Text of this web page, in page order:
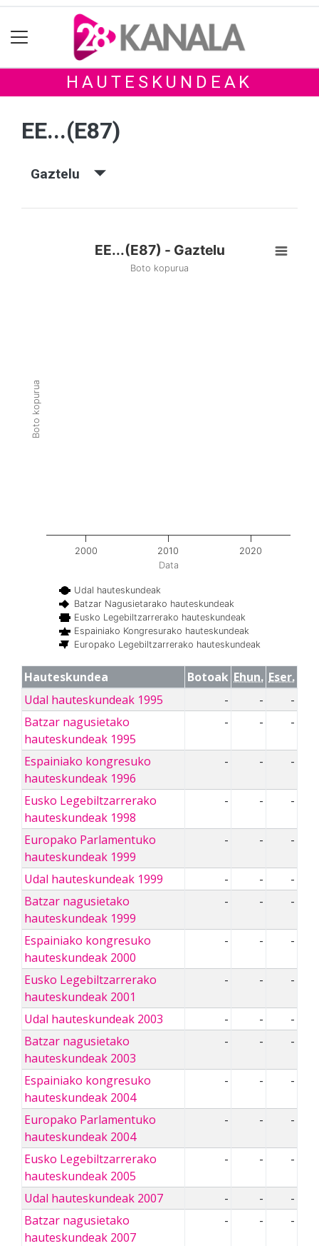
HAUTESKUNDEAK
EE...(E87)
Gaztelu
Data
Boto kopurua
EE...(E87) - Gaztelu
Boto kopurua
Udal hauteskundeak
Batzar Nagusietarako hauteskundeak
Eusko Legebiltzarrerako hauteskundeak
Espainiako Kongresurako hauteskundeak
Europako Legebiltzarrerako hauteskundeak
2000 2010 2020
Hauteskundea Botoak Ehun. Eser.
Udal hauteskundeak 1995
- -
-
Batzar nagusietako
hauteskundeak 1995
- - -
Espainiako kongresuko
hauteskundeak 1996
- - -
Eusko Legebiltzarrerako
hauteskundeak 1998
- - -
Europako Parlamentuko
hauteskundeak 1999
- - -
Udal hauteskundeak 1999 - -
-
Batzar nagusietako
hauteskundeak 1999
- - -
Espainiako kongresuko
hauteskundeak 2000
- - -
Eusko Legebiltzarrerako
hauteskundeak 2001
- - -
Udal hauteskundeak 2003 - -
-
Batzar nagusietako
hauteskundeak 2003
- - -
Espainiako kongresuko
hauteskundeak 2004
- - -
Europako Parlamentuko
hauteskundeak 2004
- - -
Eusko Legebiltzarrerako
hauteskundeak 2005
- - -
Udal hauteskundeak 2007 - -
-
Batzar nagusietako
hauteskundeak 2007
- - -